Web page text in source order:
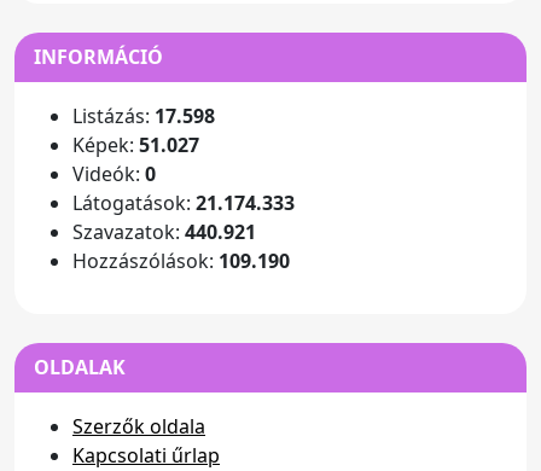
INFORMÁCIÓ
Listázás: 17.598
Képek: 51.027
Videók: 0
Látogatások: 21.174.333
Szavazatok: 440.921
Hozzászólások: 109.190
OLDALAK
Szerzők oldala
Kapcsolati űrlap